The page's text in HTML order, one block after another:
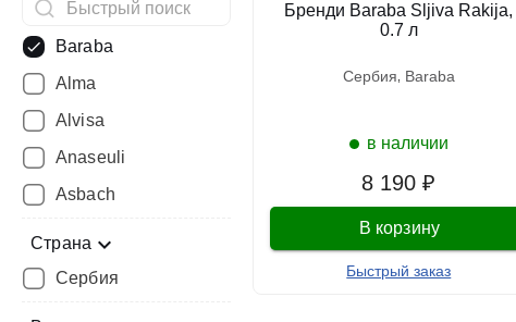
Baraba
Alma
Alvisa
Anaseuli
Asbach
Страна
Сербия
8 190 ₽
Бренди Baraba Sljiva Rakija,
0.7 л
сербия baraba
В корзину
Быстрый заказ
в наличии